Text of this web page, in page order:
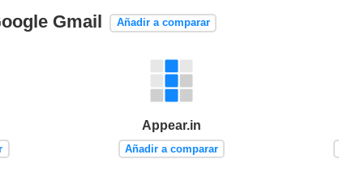
Gmail Añadir a comparar
Appear.in
Añadir a comparar